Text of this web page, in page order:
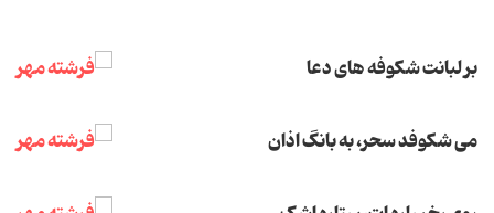
بر لبانت شکوفه های دعا
می شکوفد سحر، به بانگ اذان